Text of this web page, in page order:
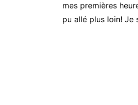
mes premières
pu allé plus loin! Je